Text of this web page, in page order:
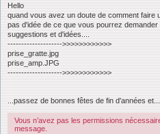
s
s
g
e
Hello
quand vous avez un doute de comment faire
pas d'idée de ce que vous pourrez
suggestions et d'idées....
-------------------->>>>>>>>>>>>
prise_gratte.jpg
prise_amp.JPG
-------------------->>>>>>>>>>>>
...passez de bonnes fêtes de fin d'années
Vous n’avez pas les permissions
message.